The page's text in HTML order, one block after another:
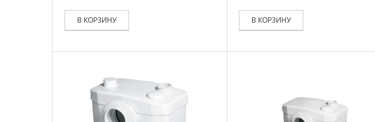
В КОРЗИНУ В КОРЗИНУ